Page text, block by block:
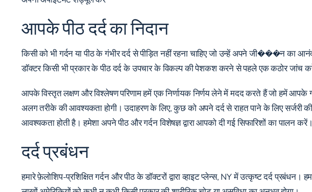
आपके पीठ दर्द का निदान
किसी को भी गर्दन या पीठ के गंभीर दर्द से पीड़ित नहीं रहना चाहिए जो उन्हें अपने जी���न का
डॉक्टर किसी भी प्रकार के पीठ दर्द के उपचार के विकल्प की पेशकश करने से पहले एक कठोर जांच
आपके विस्तृत लक्षण और विश्लेषण परिणाम हमें एक निर्णायक निर्णय लेने में मदद करते हैं जो हमें आपके
अलग तरीके की आवश्यकता होगी। उदाहरण के लिए, कुछ को अपने दर्द से राहत पाने के लिए
आवश्यकता होती है। हमेशा अपने पीठ और गर्दन विशेषज्ञ द्वारा आपको दी गई सिफारिशों का पालन करें।
दर्द प्रबंधन
हमारे फ़ेलोशिप-प्रशिक्षित गर्दन और पीठ के डॉक्टरों द्वारा व्हाइट प्लेन्स, NY में उत्कृष्ट दर्द प्रबंधन।